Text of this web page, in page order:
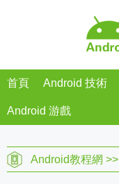
首頁 Android 技術
Android 游戲
Android教程網 >>